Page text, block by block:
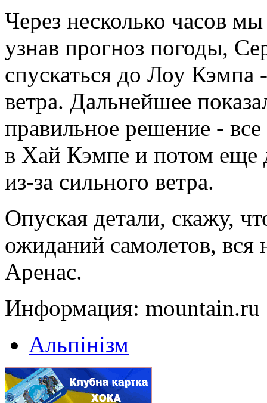
Через несколько часов
узнав прогноз погоды,
спускаться до Лоу Кэмпа
ветра. Дальнейшее
правильное решение -
в Хай Кэмпе и потом еще
из-за сильного ветра.
Опуская детали, скажу,
ожиданий самолетов,
Аренас.
Информация: mountain.ru
Альпінізм